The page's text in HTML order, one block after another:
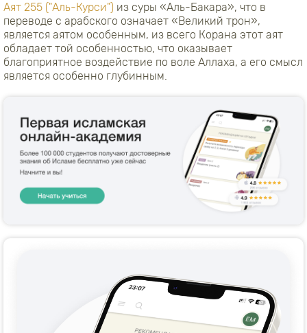
Аят 255 ("Аль-Курси") из суры «Аль-Бакара», что в
переводе с арабского означает «Великий трон»,
является аятом особенным, из всего Корана этот аят
обладает той особенностью, что оказывает
благоприятное воздействие по воле Аллаха, а его смысл
является особенно глубинным.